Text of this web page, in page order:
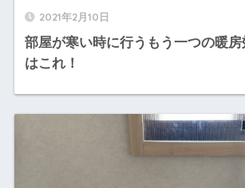
2021年2月10日
部屋が寒い時に行うもう一つの暖
はこれ！